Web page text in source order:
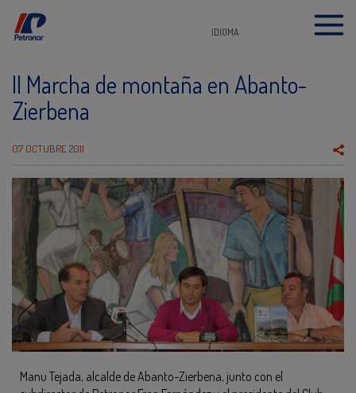
IDIOMA
II Marcha de montaña en Abanto-
Zierbena
07 OCTUBRE 2011
Manu Tejada, alcalde de Abanto-Zierbena, junto con el